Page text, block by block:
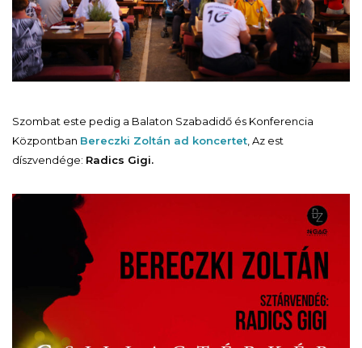
Szombat este pedig a Balaton Szabadidő és Konferencia
Központban Bereczki Zoltán ad koncertet , Az est
díszvendége: Radics Gigi.